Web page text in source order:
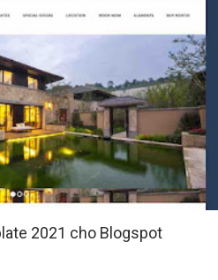
2021 cho Blogspot